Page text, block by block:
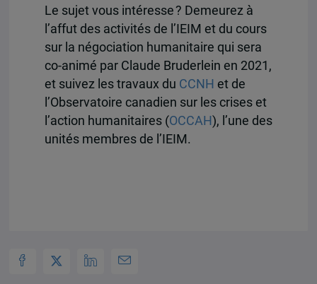
Le sujet vous intéresse ? Demeurez à
l’affut des activités de l’IEIM et du cours
sur la négociation humanitaire qui sera
co-animé par Claude Bruderlein en 2021,
et suivez les travaux du CCNH et de
l’Observatoire canadien sur les crises et
l’action humanitaires (OCCAH), l’une des
unités membres de l’IEIM.